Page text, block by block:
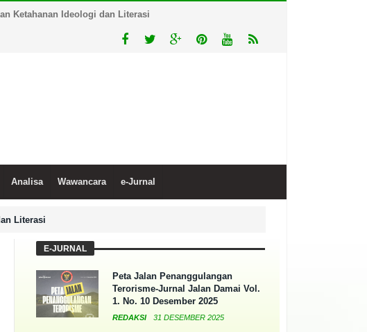
Ketahanan Ideologi dan Literasi
Analisa Wawancara e-Jurnal
Literasi
E-JURNAL
Peta Jalan Penanggulangan
Terorisme-Jurnal Jalan Damai Vol.
1. No. 10 Desember 2025
REDAKSI 31 DESEMBER 2025